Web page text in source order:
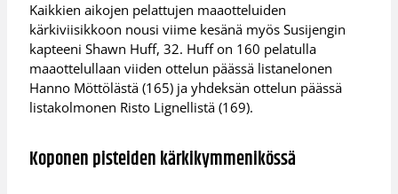
Kaikkien aikojen pelattujen maaotteluiden
kärkiviisikkoon nousi viime kesänä myös Susijengin
kapteeni Shawn Huff, 32. Huff on 160 pelatulla
maaottelullaan viiden ottelun päässä listanelonen
Hanno Möttölästä (165) ja yhdeksän ottelun päässä
listakolmonen Risto Lignellistä (169).
Koponen pisteiden kärkikymmenikössä